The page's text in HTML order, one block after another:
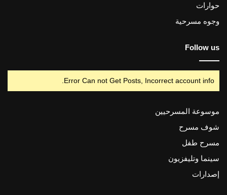
حوارات
وجوه مسرحية
Follow us
Error Can not Get Posts, Incorrect account info.
موسوعة المسرحيين
شوف مسرح
مسرح طفل
سينما وتليفزيون
إصدارات